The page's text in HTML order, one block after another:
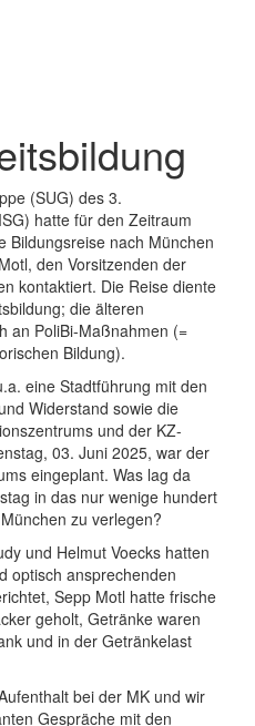
(SUG) des 3.
hatte für den Zeitraum
Bildungsreise nach München
den Vorsitzenden der
kontaktiert. Die Reise diente
die älteren
an PoliBi-Maßnahmen (=
Bildung).
eine Stadtführung mit den
Widerstand sowie die
und der KZ-
03. Juni 2025, war der
eingeplant. Was lag da
in das nur wenige hundert
zu verlegen?
und Helmut Voecks hatten
optisch ansprechenden
Sepp Motl hatte frische
geholt, Getränke waren
und in der Getränkelast
bei der MK und wir
Gespräche mit den